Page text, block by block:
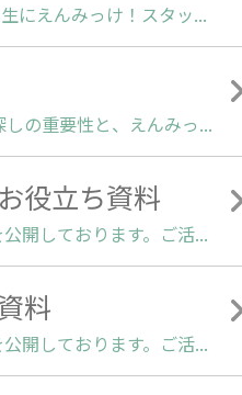
2025.05.12 | 学校法人千葉敬愛学園 敬愛短期大学（千葉市稲毛区）で学ぶ1年生にえんみっけ！スタッフが出張ガイダンスを行いました。■開催日時：5月1日(木)16:30～17:15（45分程度）■参加者数：72名■ガイダンス保育士・幼稚園教諭・保育教諭を目指し敬愛短期大学に入学した1年生72名にご参加いただき、園見学の重要性を、先輩たちの就活アンケート結果を交えながらお話させていただきました。入学して１か月と早い段階からの就職ガイダンスに積極的に参加いただいたみなさまへ「園見学は、“園の雰囲気”を知ることが出来る大切な機会です。ぜひ園見学に行ってみてください♪」とメッセージをお伝えさせていただきました。■えんみっけ！登録説明スマートフォンでえんみっけ！ユーザー登録を実施いただきながら、えんみっけ！サイトからの園探し、情報収集方法をご説明いたしました。最後に、ご依頼いただきました敬愛大学・敬愛短期大学キャリアセンター様、参加いただきました保育学生みなさまありがとうございました。■敬愛短期大学とは「保育者 になりたい」一人一人のその夢に向き合う、保育専門の大学です。学校名：敬愛短期大学所在地：〒263-8588 千葉県千葉市稲毛区穴川1-5-21URL：https://www.chibakeiai.ac.jp/■出張ガイダンス・出張登録説明会 お問合せ先えんみっけ！の出張登録説明会・出張ガイダンスご希望の養成校様は、お問合せフォームまたはお電話にてご連絡ください。株式会社リンクえんみっけ！事務局TEL：050-5526-1927（直通）／03-5250-1155（代表）
2024.05.29 | 敬愛短期大学で学ぶ2年生と1年生にえんみっけ！スタッフが園探しの重要性と、えんみっけ！について登録説明会を実施しました。■開催日時・4月25日(木)16:30～17:00（30分程度） 2年生向け説明登録会・5月23日(木)16:30～17:00（30分程度） 1年生向け説明登録会■参加者数各回 約150名両日で約300名の保育者・教育者を目指す学生にご参加いただき、実際にスマートフォンでえんみっけ！ユーザー登録を実施いただきながら、えんみっけ！サイトからの園探し、情報収集方法をご説明いたしました。ご依頼いただきました敬愛大学・敬愛短期大学キャリアセンター様、参加いただきました学生のみなさまありがとうございました。■敬愛短期大学とは一人一人のその夢に向き合う、保育者・教育者を養成する大学です学校名：敬愛短期大学所在地：〒263-8588 千葉県千葉市稲毛区穴川1-5-21URL：https://www.chibakeiai.ac.jp/■出張登録説明会・出張ガイダンス お問合せ先えんみっけ！の出張登録説明会・出張ガイダンスご希望の養成校様は、お電話またはお問合せフォームよりご連絡ください。TEL ：050-5526-1927（えんみっけ！事務局直通） 03-5250-1155（えんみっけ！運営 株式会社リンク）▼お問合せフォームhttps://enmikke.jp/contact/
役立ち資料
2023.10.06 | えんみっけ！事務局調べ調査レポートや資料などお役立ち情報を公開しております。ご活用ください。▼幼保学生・求職者向けお役立ち資料（幼保学生・求職者様向け）幼稚園･保育園探しの専門サイト｢えんみっけ！」事務局
料
2023.10.06 | えんみっけ！事務局調べ調査レポートや資料などお役立ち情報を公開しております。ご活用ください。▼園関係者向けお役立ち資料（園関係者様向け）幼稚園･保育園探しの専門サイト｢えんみっけ！」事務局